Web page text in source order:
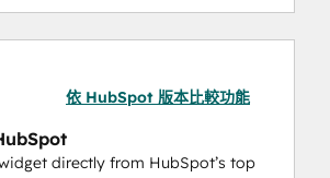
依 HubSpot 版本比較功能
directly from HubSpot’s top